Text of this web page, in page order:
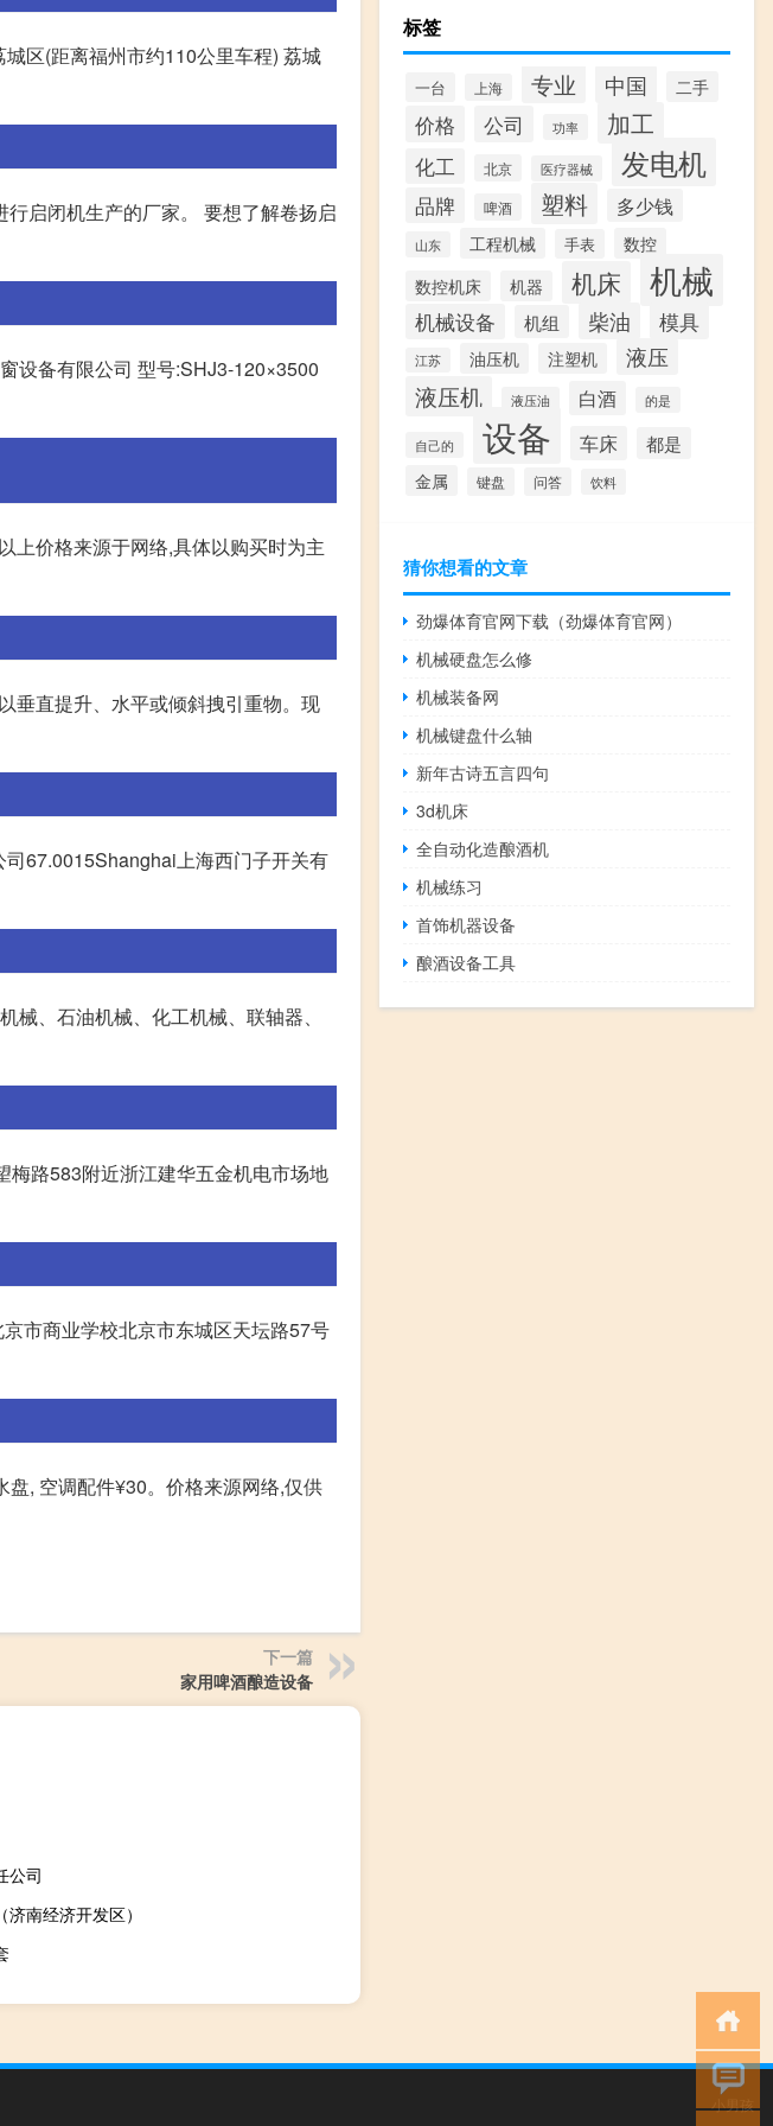
区(距离福州市约110公里车程) 荔城
启闭机生产的厂家。 要想了解卷扬启
设备有限公司 型号:SHJ3-120×3500
上价格来源于网络,具体以购买时为主
垂直提升、水平或倾斜拽引重物。现
67.0015Shanghai上海西门子开关有
、石油机械、化工机械、联轴器、
梅路583附近浙江建华五金机电市场地
市商业学校北京市东城区天坛路57号
, 空调配件¥30。价格来源网络,仅供
下一篇
家用啤酒酿造设备
公司
南经济开发区）
标签
一台 上海 专业 中国 二手
价格 公司 功率 加工
化工 北京 医疗器械 发电机
品牌 啤酒 塑料 多少钱
山东 工程机械 手表
数控
数控机床
机器 机床 机械
机械设备 机组 柴油 模具
江苏 油压机 注塑机 液压
液压机 液压油 白酒 的是
自己的 设备 车床 都是
金属 键盘 问答 饮料
猜你想看的文章
劲爆体育官网下载（劲爆体育官网）
机械硬盘怎么修
机械装备网
机械键盘什么轴
新年古诗五言四句
3d机床
全自动化造酿酒机
机械练习
首饰机器设备
酿酒设备工具
小男孩